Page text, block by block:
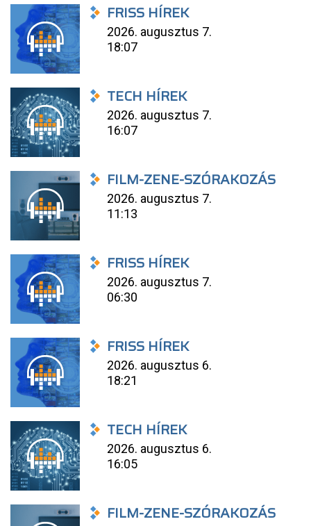
FRISS HÍREK
2026. augusztus 7.
18:07
TECH HÍREK
2026. augusztus 7.
16:07
FILM-ZENE-SZÓRAKOZÁS
2026. augusztus 7.
11:13
FRISS HÍREK
2026. augusztus 7.
06:30
FRISS HÍREK
2026. augusztus 6.
18:21
TECH HÍREK
2026. augusztus 6.
16:05
FILM-ZENE-SZÓRAKOZÁS